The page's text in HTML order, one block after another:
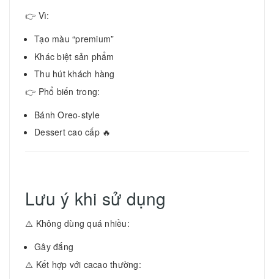
👉 Vì:
Tạo màu “premium”
Khác biệt sản phẩm
Thu hút khách hàng
👉 Phổ biến trong:
Bánh Oreo-style
Dessert cao cấp 🔥
Lưu ý khi sử dụng
⚠️ Không dùng quá nhiều:
Gây đắng
⚠️ Kết hợp với cacao thường: